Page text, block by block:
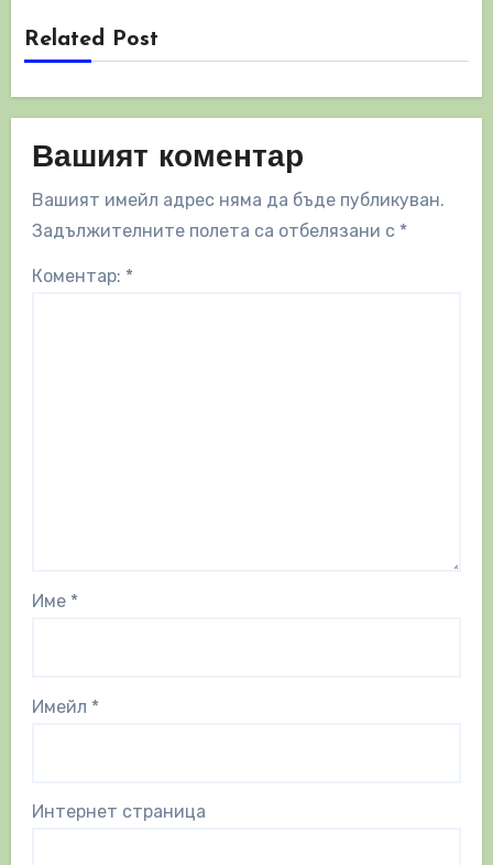
Related Post
Вашият коментар
Вашият имейл адрес няма да бъде публикуван.
Задължителните полета са отбелязани с *
Коментар: *
Име *
Имейл *
Интернет страница